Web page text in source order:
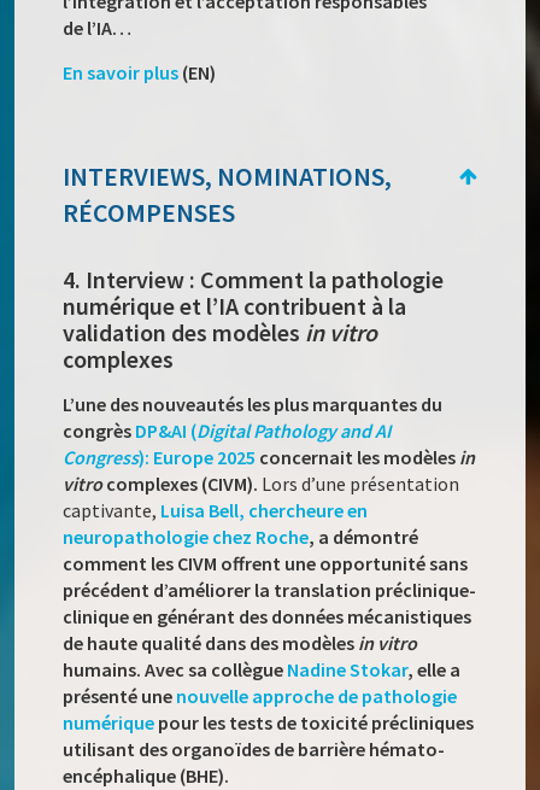
de l’IA…
En savoir plus (EN)
INTERVIEWS, NOMINATIONS,
RÉCOMPENSES
4. Interview : Comment la pathologie
numérique et l’IA contribuent à la
validation des modèles in vitro
complexes
L’une des nouveautés les plus marquantes du
congrès DP&AI (Digital Pathology and AI
Congress): Europe 2025 concernait les modèles in
vitrocomplexes (CIVM). Lors d’une présentation
captivante, Luisa Bell, chercheure en
neuropathologie chez Roche, a démontré
comment les CIVM offrent une opportunité sans
précédent d’améliorer la translation préclinique-
clinique en générant des données mécanistiques
de haute qualité dans des modèles in vitro
humains. Avec sa collègue Nadine Stokar, elle a
présenté une nouvelle approche de pathologie
numérique pour les tests de toxicité précliniques
utilisant des organoïdes de barrière hémato-
encéphalique (BHE).